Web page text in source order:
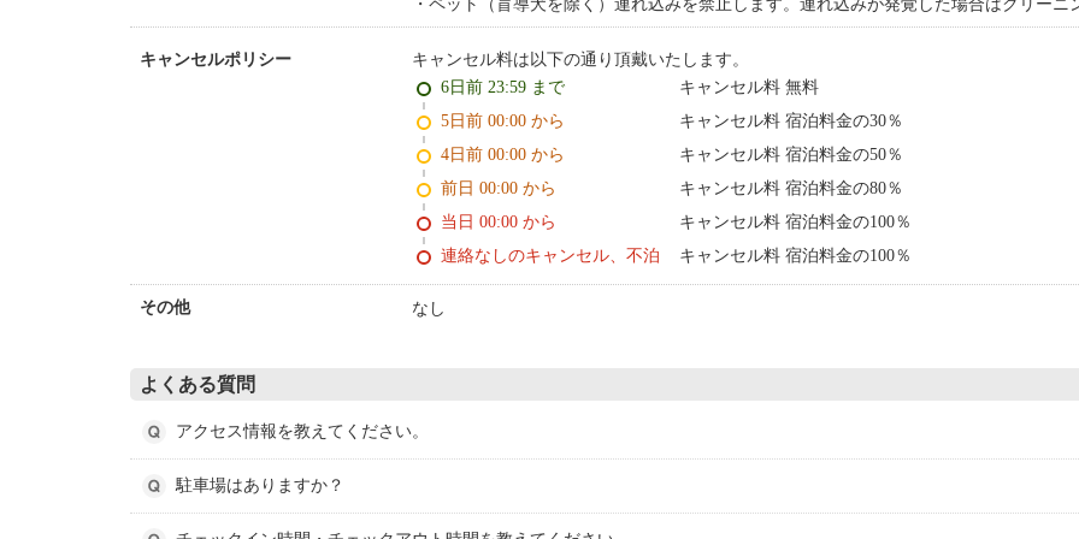
キャンセルポリシー キャンセル料は以下の通り頂戴いたします。
6日前 23:59 まで
キャンセル料 無料
5日前 00:00 から
キャンセル料 宿泊料金の30％
4日前 00:00 から
キャンセル料 宿泊料金の50％
前日 00:00 から
キャンセル料 宿泊料金の80％
当日 00:00 から
キャンセル料 宿泊料金の100％
連絡なしのキャンセル、不泊
キャンセル料 宿泊料金の100％
その他 なし
よくある質問
アクセス情報を教えてください。
駐車場はありますか？